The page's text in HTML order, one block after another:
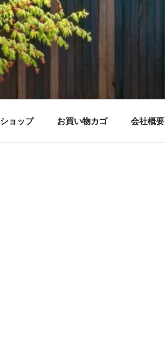
ショップ お買い物カゴ 会社概要